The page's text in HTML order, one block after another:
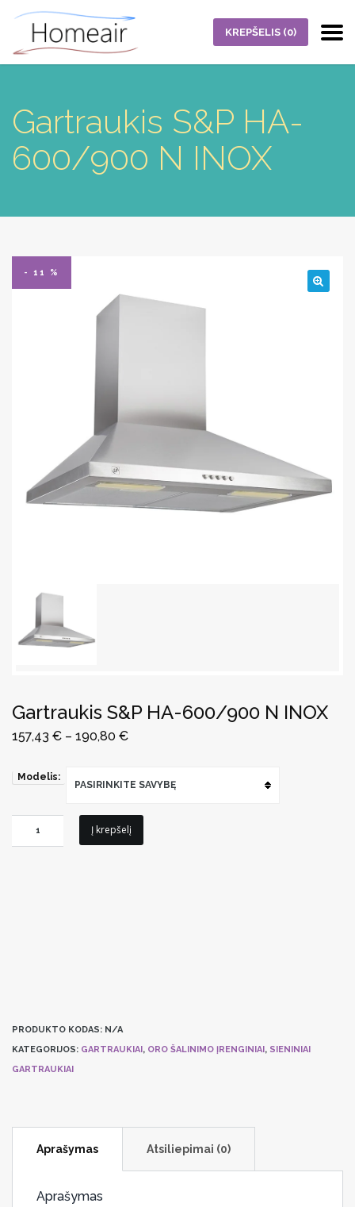
KREPŠELIS (0)
Gartraukis S&P HA-
600/900 N INOX
- 11 %
Gartraukis S&P HA-600/900 N INOX
157,43 € – 190,80 €
Modelis:
PASIRINKITE SAVYBĘ
kiekis:
Į krepšelį
PRODUKTO KODAS: N/A
KATEGORIJOS: GARTRAUKIAI, ORO ŠALINIMO ĮRENGINIAI, SIENINIAI
GARTRAUKIAI
Aprašymas Atsiliepimai (0)
Aprašymas